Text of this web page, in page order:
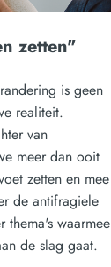
zetten"
is geen
realiteit.
van
meer dan ooit
zetten en mee
de antifragiele
thema's waarmee
de slag gaat.